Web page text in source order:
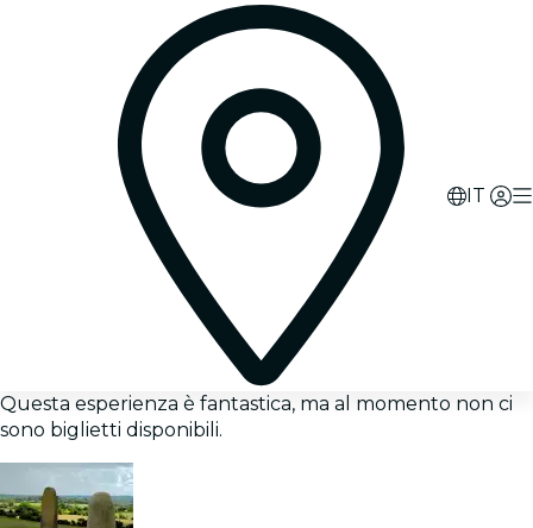
IT
Questa esperienza è fantastica, ma al momento non ci
sono biglietti disponibili.